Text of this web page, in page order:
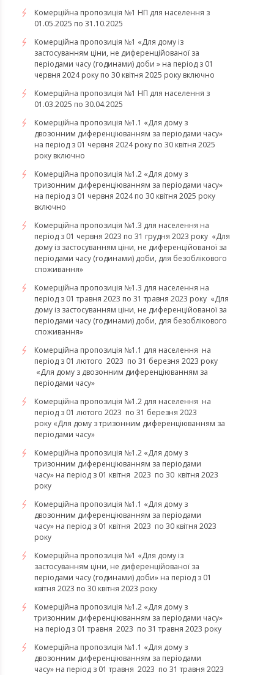
Комерційна пропозиція №1 НП для населення з
01.05.2025 по 31.10.2025
Комерційна пропозиція №1 «Для дому із
застосуванням ціни, не диференційованої за
періодами часу (годинами) доби » на період з 01
червня 2024 року по 30 квітня 2025 року включно
Комерційна пропозиція №1 НП для населення з
01.03.2025 по 30.04.2025
Комерційна пропозиція №1.1 «Для дому з
двозонним диференціюванням за періодами часу»
на період з 01 червня 2024 року по 30 квітня 2025
року включно
Комерційна пропозиція №1.2 «Для дому з
тризонним диференціюванням за періодами часу»
на період з 01 червня 2024 по 30 квітня 2025 року
включно
​​​​​​​Комерційна пропозиція №1.3 для населення на
період з 01 червня 2023 по 31 грудня 2023 року «Для
дому із застосуванням ціни, не диференційованої за
періодами часу (годинами) доби, для безоблікового
споживання»
​​​​​​​Комерційна пропозиція №1.3 для населення на
період з 01 травня 2023 по 31 травня 2023 року «Для
дому із застосуванням ціни, не диференційованої за
періодами часу (годинами) доби, для безоблікового
споживання»
Комерційна пропозиція №1.1 для населення на
період з 01 лютого 2023 по 31 березня 2023 року
«Для дому з двозонним диференціюванням за
періодами часу»
Комерційна пропозиція №1.2 для населення на
період з 01 лютого 2023 по 31 березня 2023
року «Для дому з тризонним диференціюванням за
періодами часу»
Комерційна пропозиція №1.2 «Для дому з
тризонним диференціюванням за періодами
часу» на період з 01 квітня 2023 по 30 квітня 2023
року
Комерційна пропозиція №1.1 «Для дому з
двозонним диференціюванням за періодами
часу» на період з 01 квітня 2023 по 30 квітня 2023
року
Комерційна пропозиція №1 «Для дому із
застосуванням ціни, не диференційованої за
періодами часу (годинами) доби» на період з 01
квітня 2023 по 30 квітня 2023 року
Комерційна пропозиція №1.2 «Для дому з
тризонним диференціюванням за періодами часу»
на період з 01 травня 2023 по 31 травня 2023 року
Комерційна пропозиція №1.1 «Для дому з
двозонним диференціюванням за періодами
часу» на період з 01 травня 2023 по 31 травня 2023